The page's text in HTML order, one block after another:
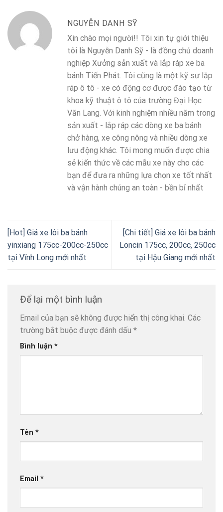
NGUYỄN DANH SỸ
Xin chào mọi người!! Tôi xin tự giới thiệu
tôi là Nguyễn Danh Sỹ - là đồng chủ doanh
nghiệp Xưởng sản xuất và lắp ráp xe ba
bánh Tiến Phát. Tôi cũng là một kỹ sư lắp
ráp ô tô - xe có động cơ được đào tạo từ
khoa kỹ thuật ô tô của trường Đại Học
Văn Lang. Với kinh nghiệm nhiều năm trong
sản xuất - lắp ráp các dòng xe ba bánh
chở hàng, xe công nông và nhiều dòng xe
lưu động khác. Tôi mong muốn được chia
sẻ kiến thức về các mẫu xe này cho các
bạn để đưa ra những lựa chọn xe tốt nhất
và vận hành chúng an toàn - bền bỉ nhất
[Hot] Giá xe lôi ba bánh
yinxiang 175cc-200cc-250cc
tại Vĩnh Long mới nhất
[Chi tiết] Giá xe lôi ba bánh
Loncin 175cc, 200cc, 250cc
tại Hậu Giang mới nhất
Để lại một bình luận
Email của bạn sẽ không được hiển thị công khai. Các
trường bắt buộc được đánh dấu *
Bình luận *
Tên *
Email *